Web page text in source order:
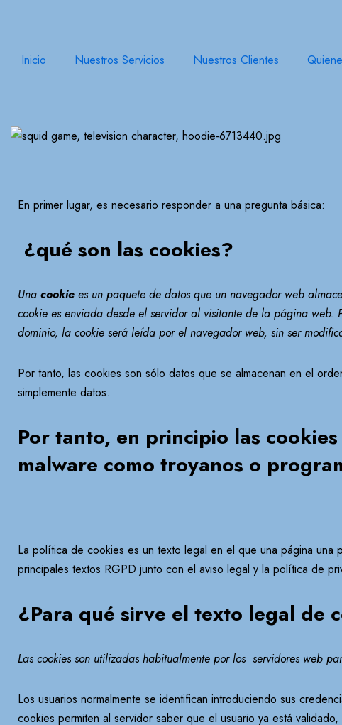
Inicio Nuestros Servicios Nuestros Clientes
En primer lugar, es necesario responder a una pregunta básica:
¿qué son las cookies?
Una cookie es un paquete de datos que un navegador web
cookie es enviada desde el servidor al visitante de la página
dominio, la cookie será leída por el navegador web, sin ser
Por tanto, las cookies son sólo datos que se almacenan en el
simplemente datos.
Por tanto, en principio las
malware como troyanos o
La política de cookies es un texto legal en el que una página
principales textos RGPD junto con el aviso legal y la política de
¿Para qué sirve el texto legal de
Las cookies son utilizadashabitualmente por los servidores web
Los usuarios normalmente se identifican introduciendo sus
cookies permiten al servidor saber que el usuario ya está